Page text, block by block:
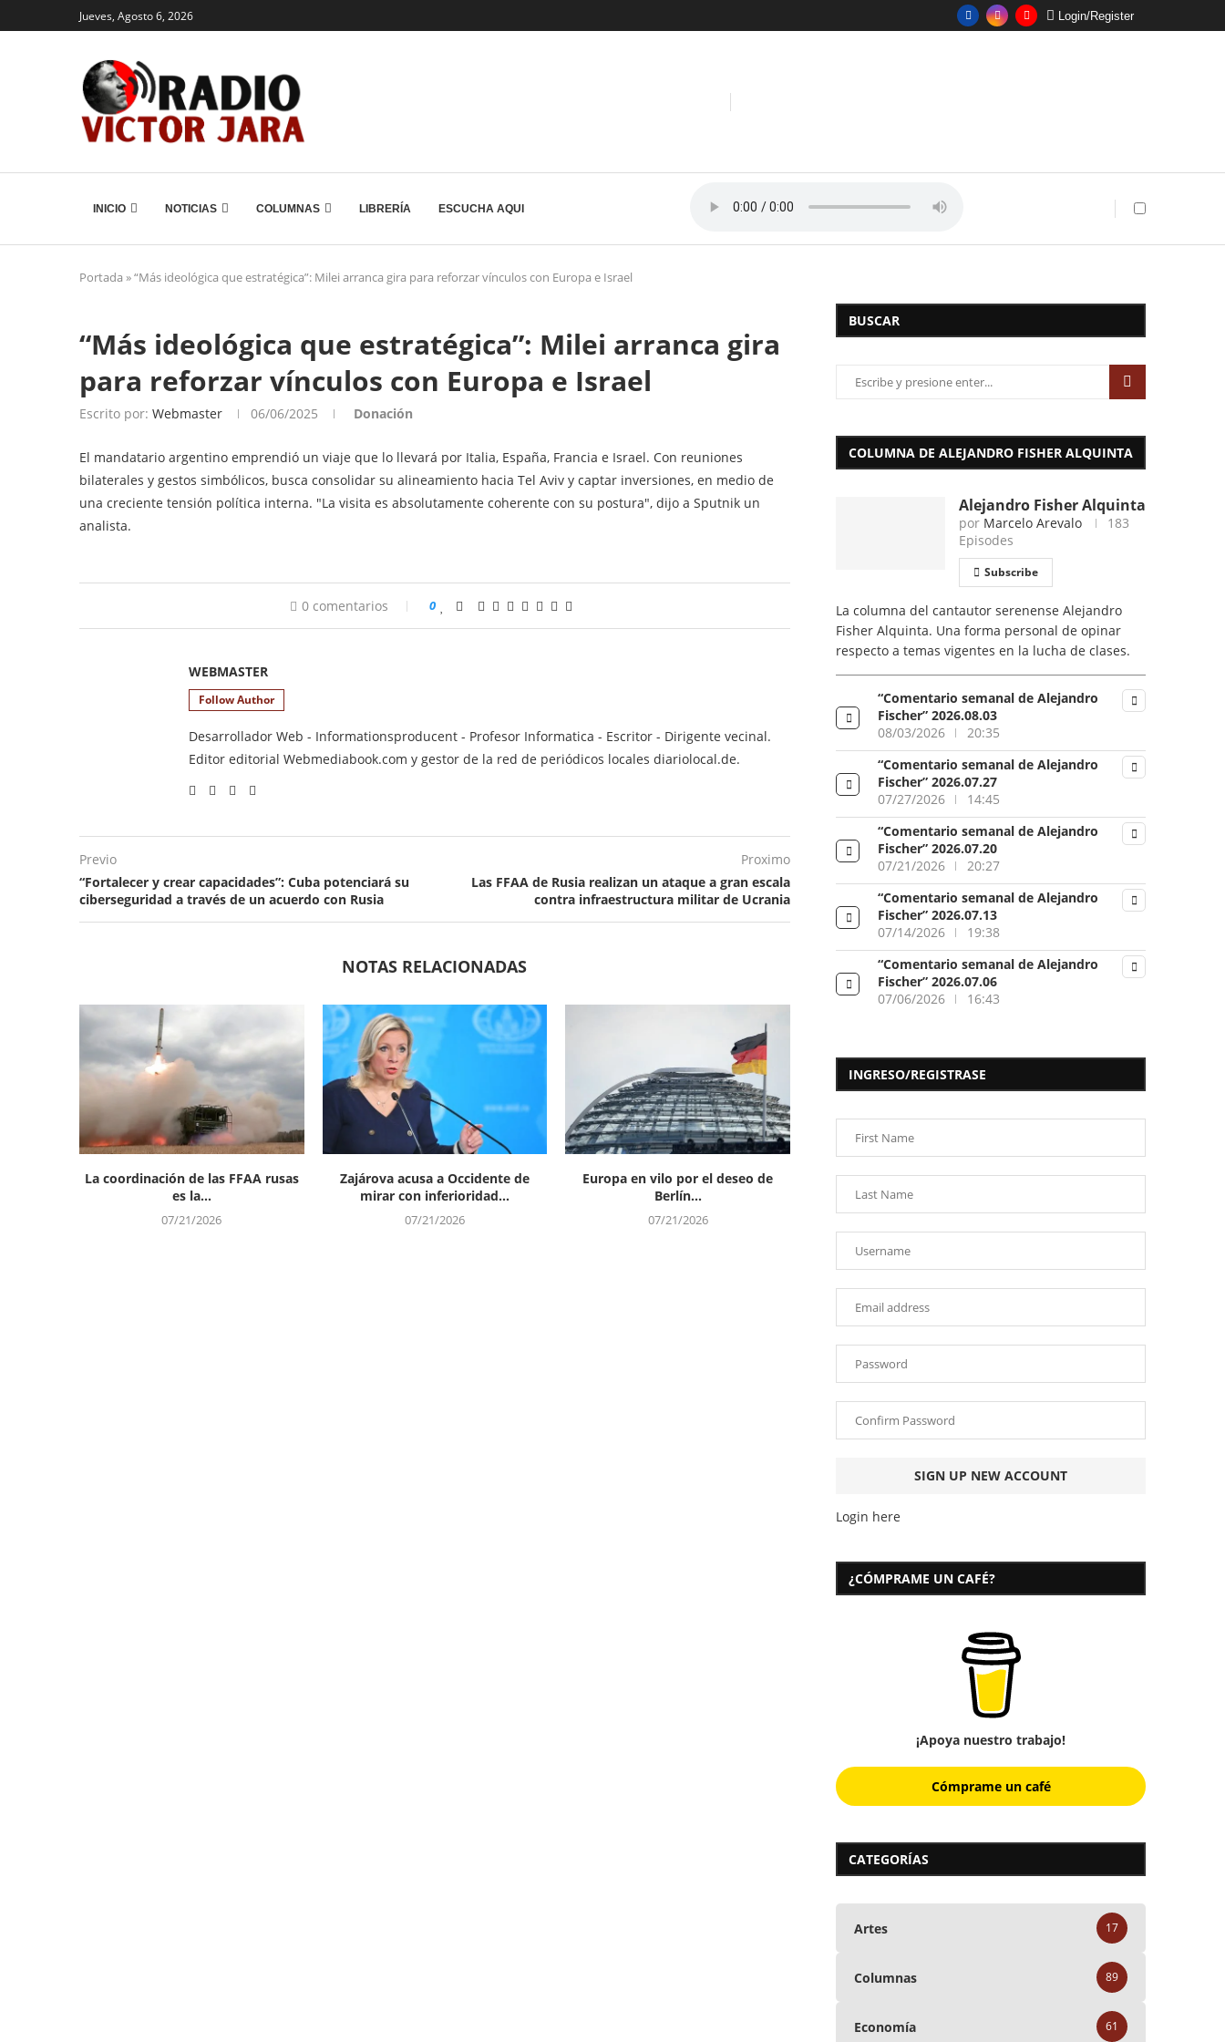
Jueves, Agosto 6, 2026 Login/Register
INICIO NOTICIAS COLUMNAS LIBRERÍA ESCUCHA AQUI
Portada »“Más ideológica que estratégica”: Milei arranca gira para reforzar vínculos con Europa e Israel
“Más ideológica que estratégica”: Milei arranca gira
para reforzar vínculos con Europa e Israel
Escrito por: Webmaster 06/06/2025 Donación
El mandatario argentino emprendió un viaje que lo llevará por Italia, España, Francia e Israel. Con reuniones
bilaterales y gestos simbólicos, busca consolidar su alineamiento hacia Tel Aviv y captar inversiones, en medio de
una creciente tensión política interna. "La visita es absolutamente coherente con su postura", dijo a Sputnik un
analista.
0 comentarios 0
WEBMASTER
Follow Author
Desarrollador Web - Informationsproducent - Profesor Informatica - Escritor - Dirigente vecinal.
Editor editorial Webmediabook.com y gestor de la red de periódicos locales diariolocal.de.
Previo
“Fortalecer y crear capacidades”: Cuba potenciará su
ciberseguridad a través de un acuerdo con Rusia
Proximo
Las FFAA de Rusia realizan un ataque a gran escala
contra infraestructura militar de Ucrania
NOTAS RELACIONADAS
La coordinación de las FFAA rusas
es la...
07/21/2026
Zajárova acusa a Occidente de
mirar con inferioridad...
07/21/2026
Europa en vilo por el deseo de
Berlín...
07/21/2026
BUSCAR
COLUMNA DE ALEJANDRO FISHER ALQUINTA
Alejandro Fisher Alquinta
por Marcelo Arevalo
183
Episodes
Subscribe
La columna del cantautor serenense Alejandro
Fisher Alquinta. Una forma personal de opinar
respecto a temas vigentes en la lucha de clases.
“Comentario semanal de Alejandro
Fischer” 2026.08.03
08/03/2026
20:35
“Comentario semanal de Alejandro
Fischer” 2026.07.27
07/27/2026
14:45
“Comentario semanal de Alejandro
Fischer” 2026.07.20
07/21/2026
20:27
“Comentario semanal de Alejandro
Fischer” 2026.07.13
07/14/2026
19:38
“Comentario semanal de Alejandro
Fischer” 2026.07.06
07/06/2026
16:43
INGRESO/REGISTRASE
Login here
¿CÓMPRAME UN CAFÉ?
¡Apoya nuestro trabajo!
Cómprame un café
CATEGORÍAS
Artes 17
Columnas 89
Economía 61